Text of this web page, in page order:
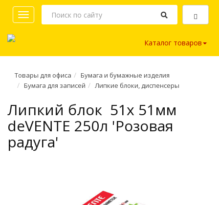
Toggle
navigation
Каталог товаров
Товары для офиса
Бумага и бумажные изделия
Бумага для записей
Липкие блоки, диспенсеры
Липкий блок 51х 51мм
deVENTE 250л 'Розовая
радуга'